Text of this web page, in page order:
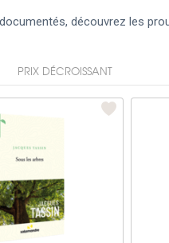
découvrez les
PRIX DÉCROISSANT